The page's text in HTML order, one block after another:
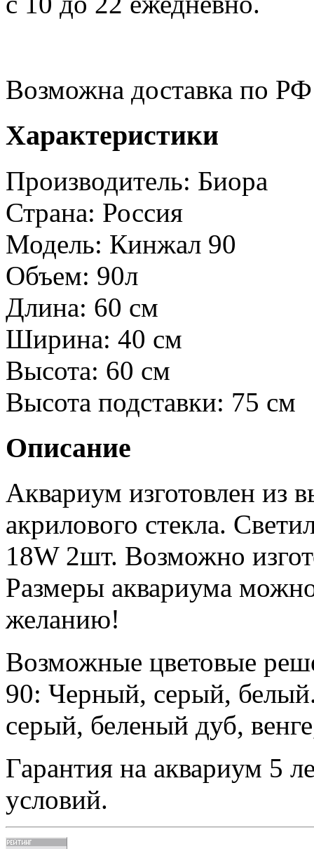
Возможна доставка по РФ
Характеристики
Производитель: Биора
Страна: Россия
Модель: Кинжал 90
Объем: 90л
Длина: 60 см
Ширина: 40 см
Высота: 60 см
Высота подставки: 75 см
Описание
Аквариум изготовлен из
акрилового стекла.
18W 2шт. Возможно
Размеры аквариума
желанию!
Возможные цветовые
90: Черный, серый,
серый, беленый дуб,
Гарантия на аквариум 5
условий.